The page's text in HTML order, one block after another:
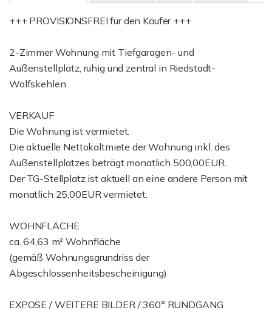
+++ PROVISIONSFREI für den Käufer +++
2-Zimmer Wohnung mit Tiefgaragen- und
Außenstellplatz, ruhig und zentral in Riedstadt-
Wolfskehlen
VERKAUF
Die Wohnung ist vermietet.
Die aktuelle Nettokaltmiete der Wohnung inkl. des
Außenstellplatzes beträgt monatlich 500,00EUR.
Der TG-Stellplatz ist aktuell an eine andere Person mit
monatlich 25,00EUR vermietet.
WOHNFLÄCHE
ca. 64,63 m² Wohnfläche
(gemäß Wohnungsgrundriss der
Abgeschlossenheitsbescheinigung)
EXPOSE / WEITERE BILDER / 360° RUNDGANG